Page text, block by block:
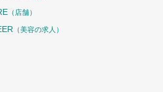
（店舗）
（美容の求人）